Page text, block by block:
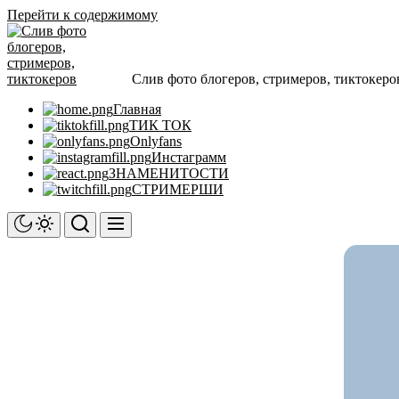
Перейти к содержимому
Слив фото блогеров, стримеров,
Главная
ТИК ТОК
Onlyfans
Инстаграмм
ЗНАМЕНИТОСТИ
СТРИМЕРШИ